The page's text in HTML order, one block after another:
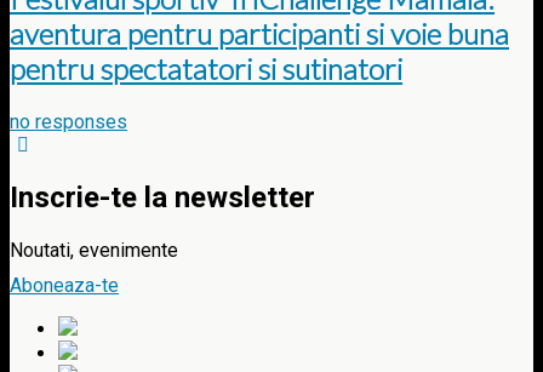
aventura pentru participanti si voie buna
pentru spectatatori si sutinatori
no responses
Inscrie-te la newsletter
Noutati, evenimente
Aboneaza-te